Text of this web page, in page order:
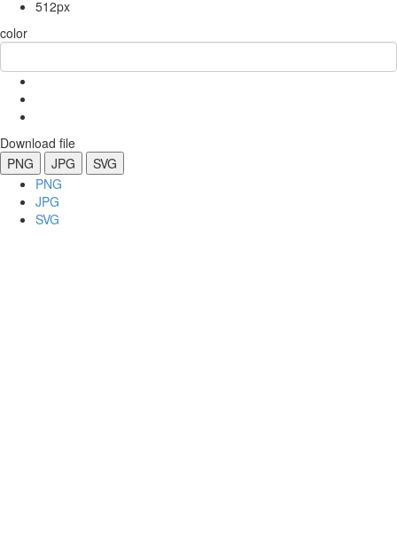
512px
color
Download file
PNG
JPG
SVG
PNG
JPG
SVG